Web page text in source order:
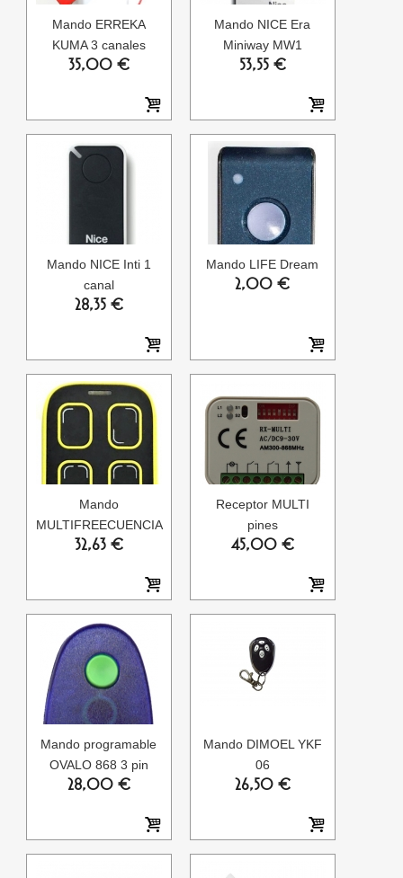
Mando ERREKA
KUMA 3 canales
35,00 €
Mando NICE Era
Miniway MW1
53,55 €
Mando NICE Inti 1
canal
28,35 €
Mando LIFE Dream
2,00 €
Mando
MULTIFREECUENCIA
32,63 €
Receptor MULTI
pines
45,00 €
Mando programable
OVALO 868 3 pin
28,00 €
Mando DIMOEL YKF
06
26,50 €